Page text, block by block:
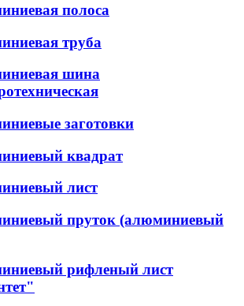
полоса
труба
шина
заготовки
квадрат
лист
пруток (алюминиевый
рифленый лист